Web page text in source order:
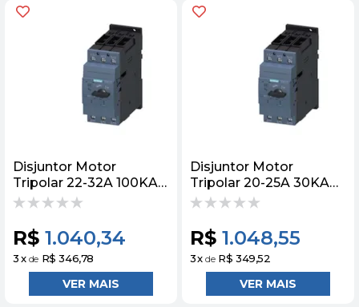
Disjuntor Motor
Tripolar 22-32A 100KA
S0 Sirius 3RV
R$ 1.040,34
3x de R$ 346,78
Disjuntor Motor
Tripolar 20-25A 30KA
3RV20314DA10
R$ 1.048,55
3x de R$ 349,52